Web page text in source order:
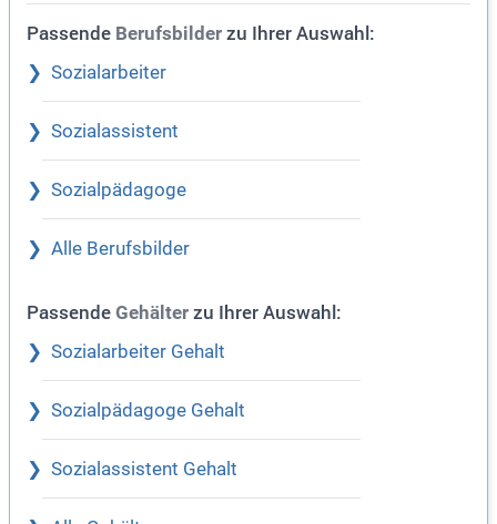
Passende Berufsbilder zu Ihrer Auswahl:
Sozialarbeiter
Sozialassistent
Sozialpädagoge
Alle Berufsbilder
Passende Gehälter zu Ihrer Auswahl:
Sozialarbeiter Gehalt
Sozialpädagoge Gehalt
Sozialassistent Gehalt